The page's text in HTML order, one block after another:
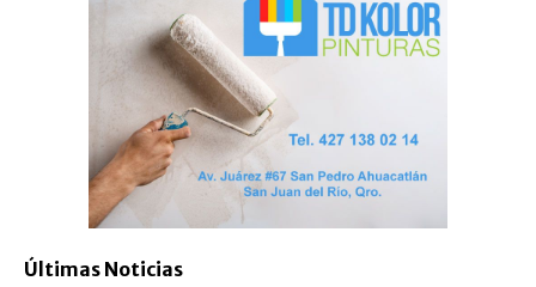
Últimas Noticias